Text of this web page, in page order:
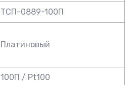
ТСП-0889-100П
Платиновый
100П / Pt100